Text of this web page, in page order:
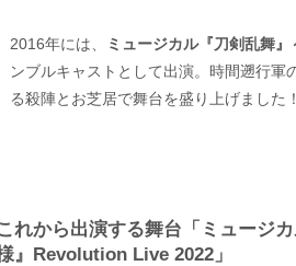
2016年には、 ミュージカル『刀剣乱舞』
ンブルキャストとして出演。時間遡行軍
る殺陣とお芝居で舞台を盛り上げました！
れから出演する舞台「ミュージ
』Revolution Live 2022」